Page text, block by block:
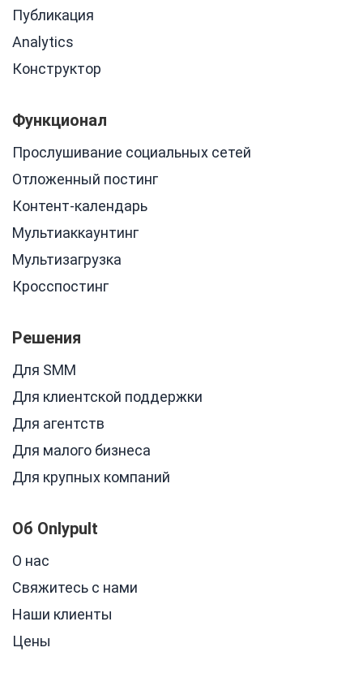
Публикация
Analytics
Конструктор
Функционал
Прослушивание социальных сетей
Отложенный постинг
Контент-календарь
Мультиаккаунтинг
Мультизагрузка
Кросспостинг
Решения
Для SMM
Для клиентской поддержки
Для агентств
Для малого бизнеса
Для крупных компаний
Об Onlypult
О нас
Свяжитесь с нами
Наши клиенты
Цены